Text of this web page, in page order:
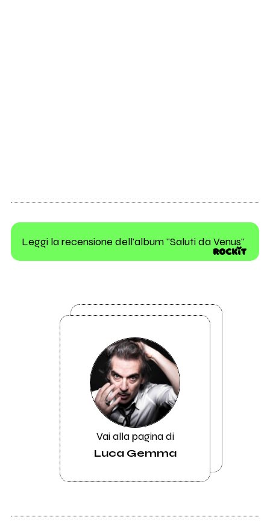
Leggi la recensione dell'album "Saluti da Venus"
Vai alla pagina di
Luca Gemma